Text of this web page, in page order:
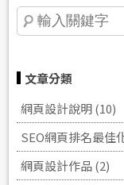
文章分類
網頁設計說明 (10)
SEO網頁排名‎最佳
網頁設計作品 (2)